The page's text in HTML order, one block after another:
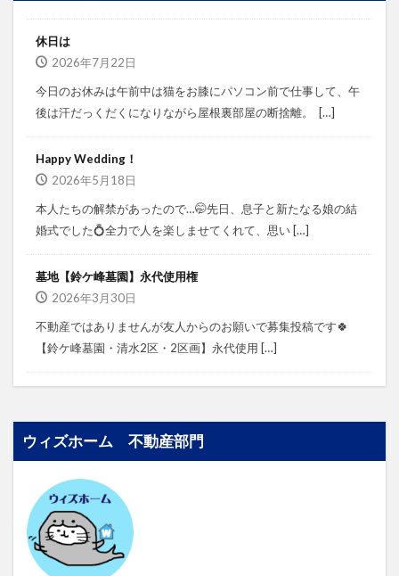
休日は
2026年7月22日
今日のお休みは午前中は猫をお膝にパソコン前で仕事して、午
後は汗だっくだくになりながら屋根裏部屋の断捨離。⁡ ⁡ […]
Happy Wedding！
2026年5月18日
本人たちの解禁があったので…🤭⁡⁡先日、息子と新たなる娘の結
婚式でした💍⁡⁡⁡全力で人を楽しませてくれて、思い […]
墓地【鈴ケ峰墓園】永代使用権
2026年3月30日
不動産ではありませんが⁡⁡友人からのお願いで募集投稿です🍀
⁡⁡⁡⁡【鈴ケ峰墓園・清水2区・2区画】⁡⁡永代使用 […]
ウィズホーム 不動産部門